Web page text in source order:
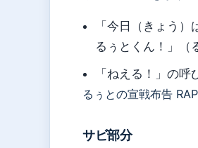
「今日（きょう
るぅとくん！」（
「ねえる！」の
るぅとの宣戦布告
サビ部分